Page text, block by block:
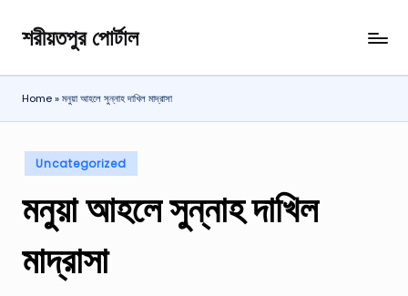
Skip
content
শরীয়তপুর পোর্টাল
শরীয়তপুর
জেলা
বিষয়ক
পোর্টাল
Home»মনুয়া আহলে সুন্নাহ দাখিল মাদ্রাসা
Posted
in
Uncategorized
মনুয়া আহলে সুন্নাহ দাখিল
মাদ্রাসা